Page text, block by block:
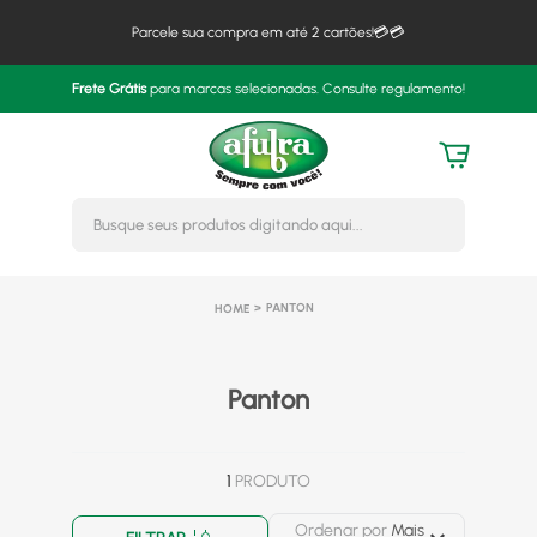
Parcele sua compra em até 2 cartões!💳💳
Frete Grátispara marcas selecionadas. Consulte regulamento!
Busque seus produtos
PANTON
Panton
1 PRODUTO
Ordenar por Mais